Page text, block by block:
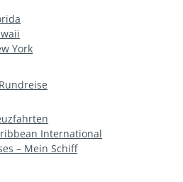
York
International
– Mein Schiff